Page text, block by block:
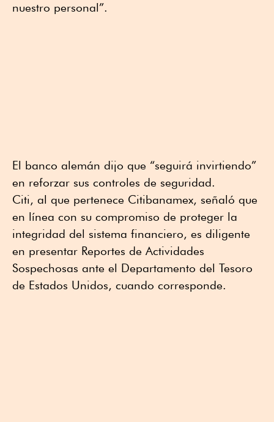
nuestro personal”.
El banco alemán dijo que “seguirá invirtiendo”
en reforzar sus controles de seguridad.
Citi, al que pertenece Citibanamex, señaló que
en línea con su compromiso de proteger la
integridad del sistema financiero, es diligente
en presentar Reportes de Actividades
Sospechosas ante el Departamento del Tesoro
de Estados Unidos, cuando corresponde.